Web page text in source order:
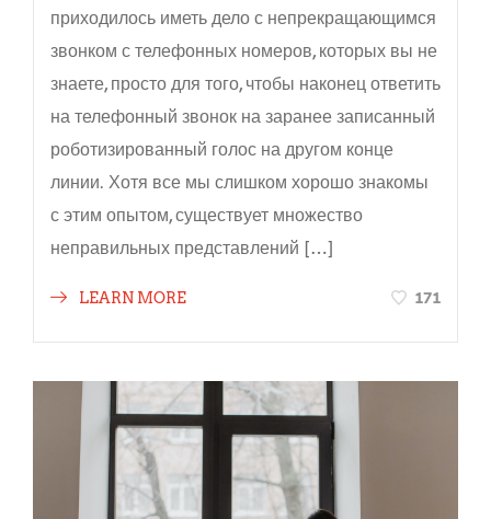
приходилось иметь дело с непрекращающимся
звонком с телефонных номеров, которых вы не
знаете, просто для того, чтобы наконец ответить
на телефонный звонок на заранее записанный
роботизированный голос на другом конце
линии. Хотя все мы слишком хорошо знакомы
с этим опытом, существует множество
неправильных представлений […]
LEARN MORE 171